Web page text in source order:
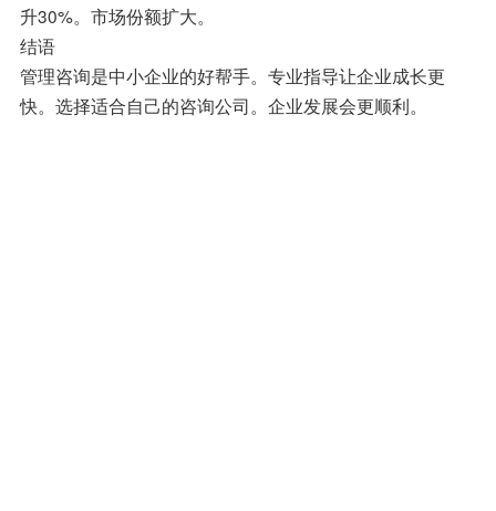
升30%。市场份额扩大。
结语
管理咨询是中小企业的好帮手。专业指导让企业成长更
快。选择适合自己的咨询公司。企业发展会更顺利。